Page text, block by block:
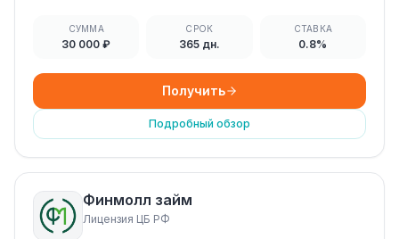
СУММА
30 000 ₽
СРОК
365 дн.
СТАВКА
0.8%
Получить
Подробный обзор
Финмолл займ
Лицензия ЦБ РФ